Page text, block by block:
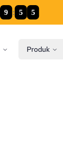
9 : 5 4
Produk